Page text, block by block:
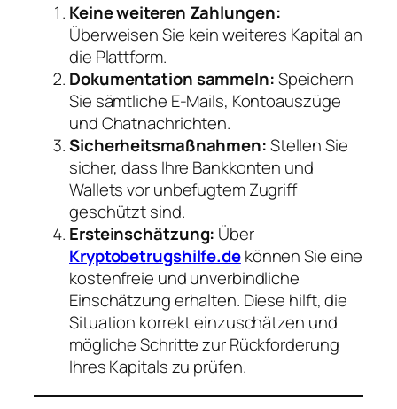
Keine weiteren Zahlungen:
Überweisen Sie kein weiteres Kapital an
die Plattform.
Dokumentation sammeln:Speichern
Sie sämtliche E-Mails, Kontoauszüge
und Chatnachrichten.
Sicherheitsmaßnahmen:Stellen Sie
sicher, dass Ihre Bankkonten und
Wallets vor unbefugtem Zugriff
geschützt sind.
Ersteinschätzung: Über
Kryptobetrugshilfe.dekönnen Sie eine
kostenfreie und unverbindliche
Einschätzung erhalten. Diese hilft, die
Situation korrekt einzuschätzen und
mögliche Schritte zur Rückforderung
Ihres Kapitals zu prüfen.